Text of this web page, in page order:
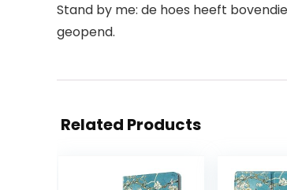
Stand by me: de hoes heeft
geopend.
Related Products